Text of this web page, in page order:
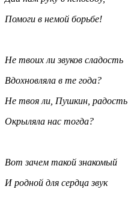
Помоги в немой борьбе!
Не твоих ли звуков сладость
Вдохновляла в те года?
Не твоя ли, Пушкин, радость
Окрыляла нас тогда?
Вот зачем такой знакомый
И родной для сердца звук